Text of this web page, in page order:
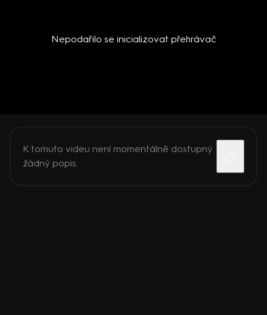
Nepodařilo se inicializovat přehrávač
K tomuto videu není momentálně dostupný
žádný popis.